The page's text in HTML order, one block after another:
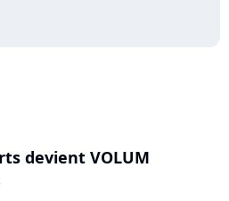
devient VOLUM